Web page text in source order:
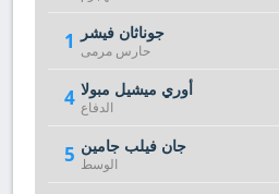
1 جوناثان فيشر
حارس مرمى
4 أوري ميشيل مبولا
الدفاع
5 جان فيلب جامين
الوسط